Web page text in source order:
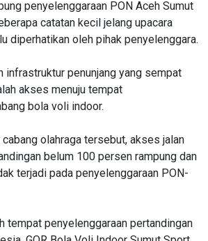
penyelenggaraan PON Aceh Sumut
catatan kecil jelang upacara
diperhatikan oleh pihak penyelenggara.
infrastruktur penunjang yang sempat
akses menuju tempat
bola voli indoor.
olahraga tersebut, akses jalan
belum 100 persen rampung dan
terjadi pada penyelenggaraan PON-
tempat penyelenggaraan pertandingan